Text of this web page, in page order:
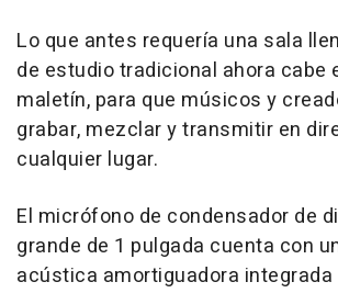
Lo que antes requería una sala
de estudio tradicional ahora cabe
maletín, para que músicos y
grabar, mezclar y transmitir en
cualquier lugar.
El micrófono de condensador de
grande de 1 pulgada cuenta con
acústica amortiguadora integrada